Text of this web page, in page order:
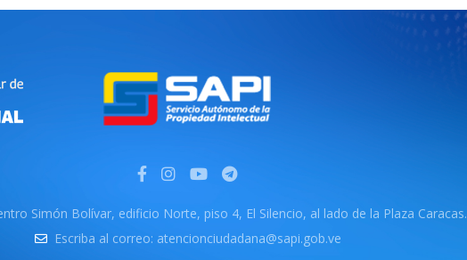
Simón Bolívar, edificio Norte, piso 4, El Silencio, al lado de la Plaza Caracas.
Escriba al correo: atencionciudadana@sapi.gob.ve